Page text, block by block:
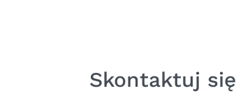
Skontaktuj